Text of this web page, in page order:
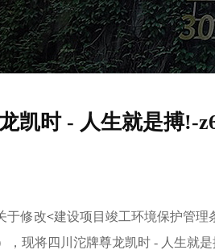
凯时 - 人生就是搏!-
于修改<建设项目竣工环境保护管理
，现将四川沱牌尊龙凯时 - 人生就